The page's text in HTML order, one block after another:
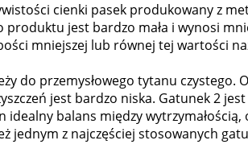
cienki pasek produkowany z
produktu jest bardzo mała i wynosi
mniejszej lub równej tej wartości
do przemysłowego tytanu czystego.
jest bardzo niska. Gatunek 2
idealny balans między
jednym z najczęściej stosowanych